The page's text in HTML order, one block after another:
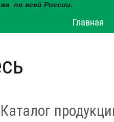
по всей России.
Главная
Каталог